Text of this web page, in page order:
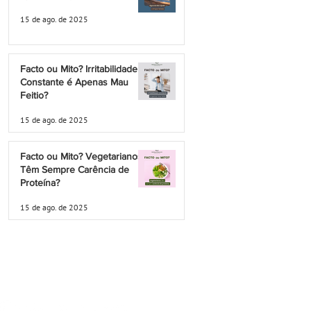
15 de ago. de 2025
Facto ou Mito? Irritabilidade
Constante é Apenas Mau
Feitio?
15 de ago. de 2025
Facto ou Mito? Vegetarianos
Têm Sempre Carência de
Proteína?
15 de ago. de 2025